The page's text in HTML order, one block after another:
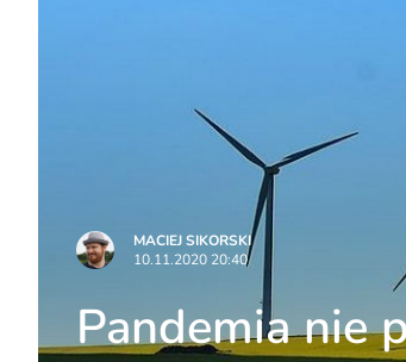
MACIEJ SIKORSKI
10.11.2020 20:40
Pandemia nie